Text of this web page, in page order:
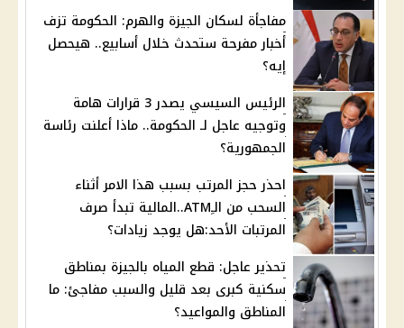
مفاجأة لسكان الجيزة والهرم: الحكومة تزف
أخبار مفرحة ستحدث خلال أسابيع.. هيحصل
إيه؟
الرئيس السيسي يصدر 3 قرارات هامة
وتوجيه عاجل لـ الحكومة.. ماذا أعلنت رئاسة
الجمهورية؟
احذر حجز المرتب بسبب هذا الامر أثناء
السحب من الـِATM..المالية تبدأ صرف
المرتبات الأحد:هل يوجد زيادات؟
تحذير عاجل: قطع المياه بالجيزة بمناطق
سكنية كبرى بعد قليل والسبب مفاجئ: ما
المناطق والمواعيد؟